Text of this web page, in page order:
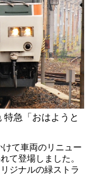
急「おはようと
て車両のリニュー
て登場しました。
ジナルの緑ストラ